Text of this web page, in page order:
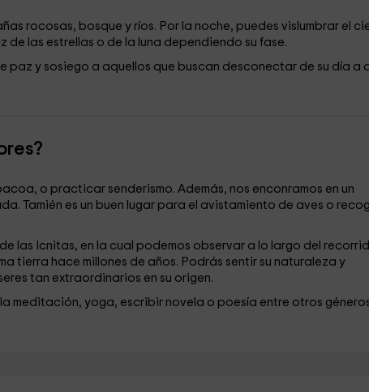
rocosas, bosque y ríos. Por la noche, puedes vislumbrar el
las estrellas o de la luna dependiendo su fase.
paz y sosiego a aquellos que buscan desconectar de su día a
o practicar senderismo. Además, nos enconramos en un
Tamién es un buen lugar para el avistamiento de aves o
las Icnitas, en la cual podemos observar a lo largo del
tierra hace millones de años. Podrás sentir su naturaleza y
tan extraordinarios en su origen.
meditación, yoga, escribir novela o poesía entre otros